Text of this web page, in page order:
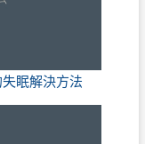
眠解決方法